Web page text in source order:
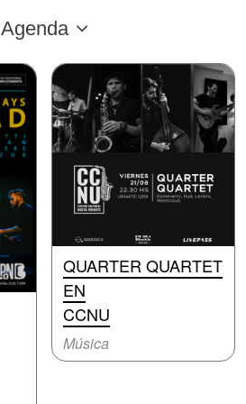
Agenda
QUARTER QUARTET
EN
CCNU
Música